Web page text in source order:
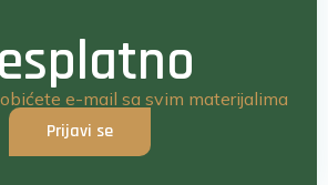
e-mail sa svim materijalima
Prijavi se